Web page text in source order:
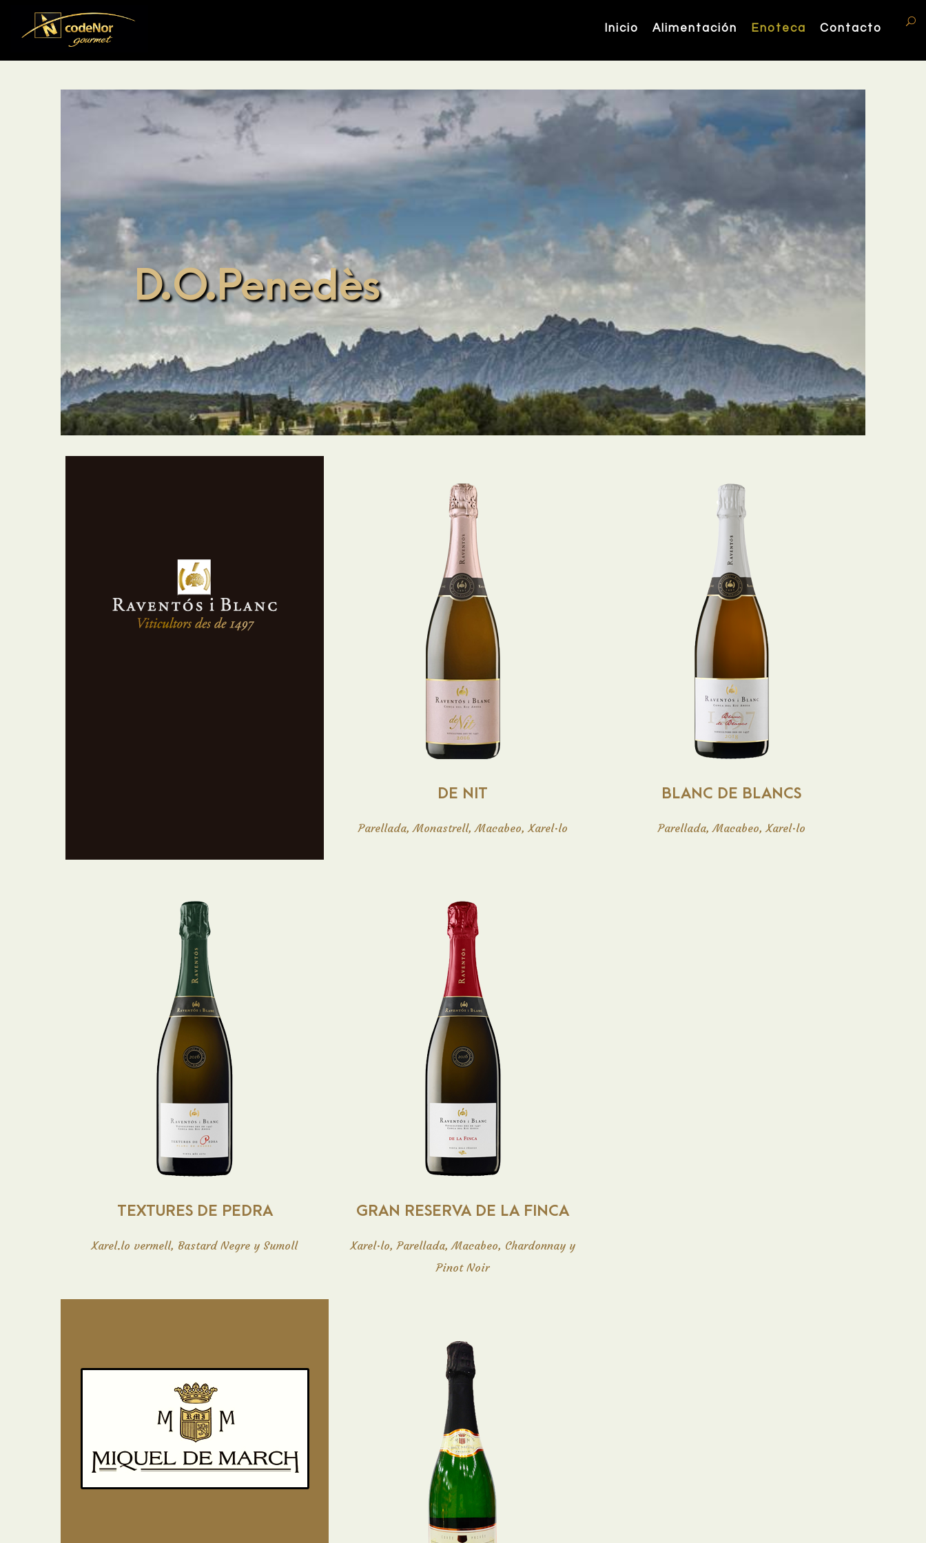
Inicio Alimentación Enoteca Contacto
D.O.Penedès
Raventós i Blanc es una de las más largas
tradiciones vitivinícolas documentadas del
mundo. La granja familiar donde hoy nacen
DE NIT
Parellada, Monastrell, Macabeo, Xarel·lo
Raventós i Blanc DE NIT
Vino espumoso afrutado con sutiles notas
de fruta blanca y de hueso, notas de hinojo
es sabroso, fresco y equilibrado. Muestra
una acidez vibrante y un carbónico bien
integrado.Disponible en formato de 75cl y
en formato magnum 1,5lt.
BLANC DE BLANCS
Parellada, Macabeo, Xarel·lo
Raventós i Blanc BLANC DE
Vino espumoso Brut Nature Reserva,
afrutado (limón, manzana), suave, sabroso,
franco, con una acidez equilibrada. Muy
refrescante, con burbuja abundante y fina.
TEXTURES DE PEDRA
Xarel.lo vermell, Bastard Negre y Sumoll
Raventós i Blanc TEXTURES
Vino espumoso con 43 meses de crianza. A
la vista destaca su color salmón dorado. En
rojos, fruta blanca, toques cítricos y frutos
secos ligeros. En boca tiene una entrada
elegante, fresca y ligera, con un carbónico
muy bien integrado, intenso, con una
persistencia media y agradable.
GRAN RESERVA DE LA FINCA
Xarel·lo, Parellada, Macabeo, Chardonnay y
Pinot Noir
Raventós i Blanc GRAN
RESERVA DE LA FINCA
Después del coupage, el cava reposa en la
botella durante 36 meses. Botella numerada
dorado, brillante y limpio. Intensa fruta
muy fresca con unos destacados cítricos.
Elegante, intenso, muy fino. El cremoso
fondo de la crianza nos acompaña durante
todo el recorrido. Excelente acidez y
MIQUEL DE MARC BRUT
Cava de sabor elegante, fresco y equilibrado
con un toque dulzón. Perfecto como
aperitivo y para acompañar pescados,
mariscos, pastas y arroces.